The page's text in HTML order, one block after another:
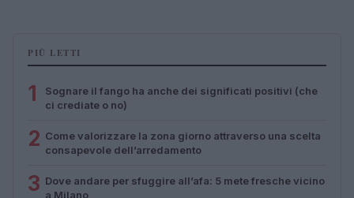
PIÙ LETTI
1
Sognare il fango ha anche dei significati positivi (che
ci crediate o no)
2 Come valorizzare la zona giorno attraverso una scelta
consapevole dell’arredamento
3 Dove andare per sfuggire all’afa: 5 mete fresche vicino
a Milano